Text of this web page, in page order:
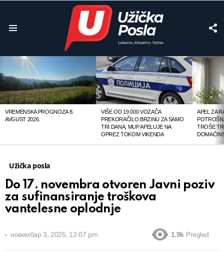
STORIES
VREMENSKA PROGNOZA 8.
AVGUST 2026.
VIŠE OD 19.000 VOZAČA
PREKORAČILO BRZINU ZA SAMO
TRI DANA, MUP APELUJE NA
OPREZ TOKOM VIKENDA
APEL ZA
TROŠE
Užička posla
Do 17. novembra otvoren Javni poziv
za sufinansiranje troškova
vantelesne oplodnje
новембар 3, 2025, 12:07 pm 1.9k Pregled